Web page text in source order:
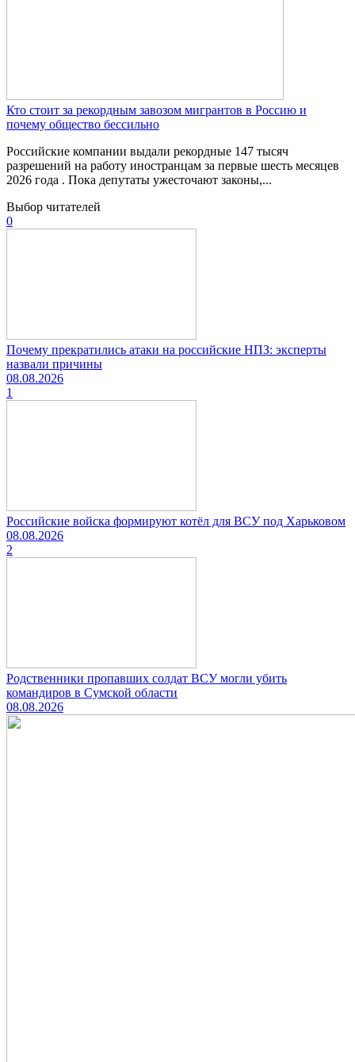
Кто стоит за рекордным завозом мигрантов в Россию и
почему общество бессильно
Российские компании выдали рекордные 147 тысяч
разрешений на работу иностранцам за первые шесть месяцев
2026 года . Пока депутаты ужесточают законы,...
Выбор читателей
0
Почему прекратились атаки на российские НПЗ: эксперты
назвали причины
08.08.2026
1
Российские войска формируют котёл для ВСУ под Харьковом
08.08.2026
2
Родственники пропавших солдат ВСУ могли убить
командиров в Сумской области
08.08.2026